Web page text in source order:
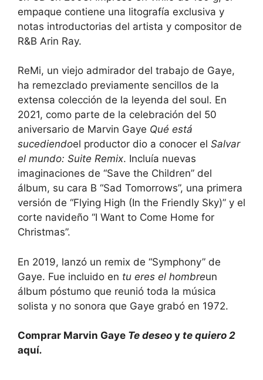
empaque contiene una litografía exclusiva y
notas introductorias del artista y compositor de
R&B Arin Ray.
ReMi, un viejo admirador del trabajo de Gaye,
ha remezclado previamente sencillos de la
extensa colección de la leyenda del soul. En
2021, como parte de la celebración del 50
aniversario de Marvin Gaye Qué está
sucediendoel productor dio a conocer el Salvar
el mundo: Suite Remix. Incluía nuevas
imaginaciones de “Save the Children” del
álbum, su cara B “Sad Tomorrows”, una primera
versión de “Flying High (In the Friendly Sky)” y el
corte navideño “I Want to Come Home for
Christmas”.
En 2019, lanzó un remix de “Symphony” de
Gaye. Fue incluido en tu eres el hombreun
álbum póstumo que reunió toda la música
solista y no sonora que Gaye grabó en 1972.
Comprar Marvin Gaye Te deseo y te quiero 2
aquí.